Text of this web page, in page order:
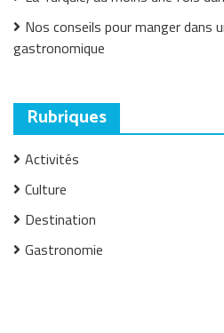
Nos conseils pour manger dans
gastronomique
Rubriques
Activités
Culture
Destination
Gastronomie